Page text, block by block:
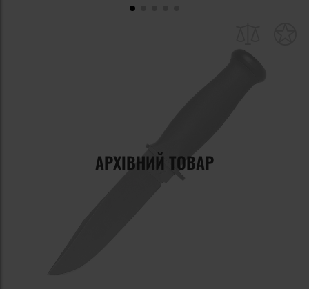
АРХІВНИЙ ТОВАР